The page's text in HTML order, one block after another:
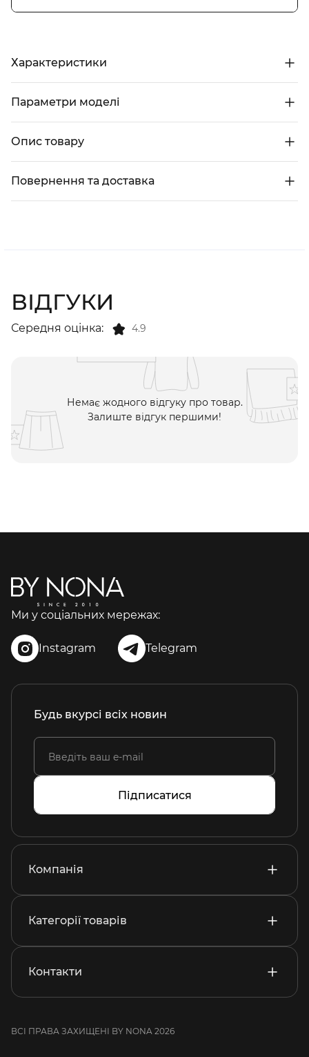
Характеристики
Параметри моделі
Опис товару
Повернення та доставка
ВІДГУКИ
Середня оцінка: 4.9
Немає жодного відгуку про товар.
Залиште відгук першими!
Ми у соціальних мережах:
Instagram Telegram
Будь вкурсі всіх новин
Підписатися
Компанія
Категорії товарів
Контакти
ВСІ ПРАВА ЗАХИЩЕНІ BY NONA 2026